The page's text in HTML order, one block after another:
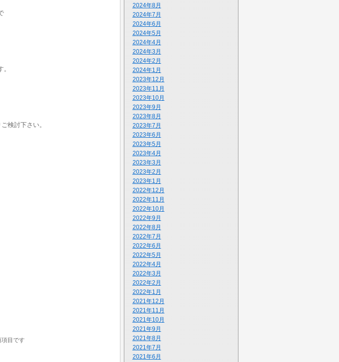
2024年8月
2024年7月
2024年6月
2024年5月
2024年4月
2024年3月
2024年2月
2024年1月
2023年12月
2023年11月
2023年10月
2023年9月
2023年8月
2023年7月
2023年6月
2023年5月
2023年4月
2023年3月
2023年2月
2023年1月
2022年12月
2022年11月
2022年10月
2022年9月
2022年8月
2022年7月
2022年6月
2022年5月
2022年4月
2022年3月
2022年2月
2022年1月
2021年12月
2021年11月
2021年10月
2021年9月
2021年8月
2021年7月
2021年6月
検討下さい。
目です